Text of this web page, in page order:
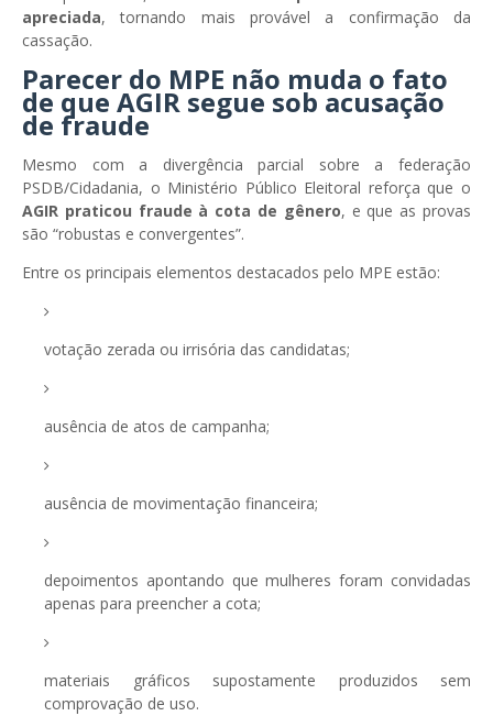
apreciada, tornando mais provável a confirmação da
cassação.
Parecer do MPE não muda o fato
de que AGIR segue sob acusação
de fraude
Mesmo com a divergência parcial sobre a federação
PSDB/Cidadania, o Ministério Público Eleitoral reforça que o
AGIR praticou fraude à cota de gênero, e que as provas
são “robustas e convergentes”.
Entre os principais elementos destacados pelo MPE estão:
votação zerada ou irrisória das candidatas;
ausência de atos de campanha;
ausência de movimentação financeira;
depoimentos apontando que mulheres foram convidadas
apenas para preencher a cota;
materiais gráficos supostamente produzidos sem
comprovação de uso.